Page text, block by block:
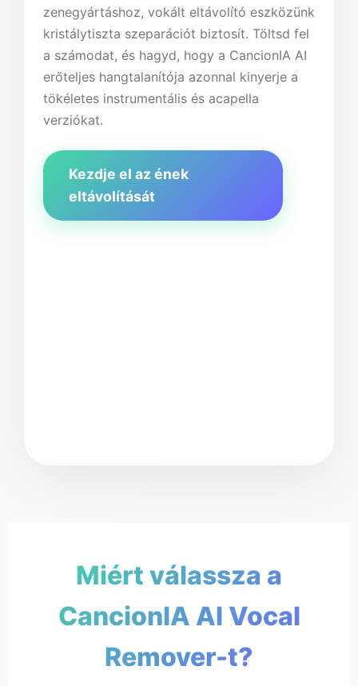
zenegyártáshoz, vokált eltávolító eszközünk
kristálytiszta szeparációt biztosít. Töltsd fel
a számodat, és hagyd, hogy a CancionIA AI
erőteljes hangtalanítója azonnal kinyerje a
tökéletes instrumentális és acapella
verziókat.
Kezdje el az ének
eltávolítását
🎸 Instrumentális
Miért válassza a
CancionIA AI Vocal
Remover-t?